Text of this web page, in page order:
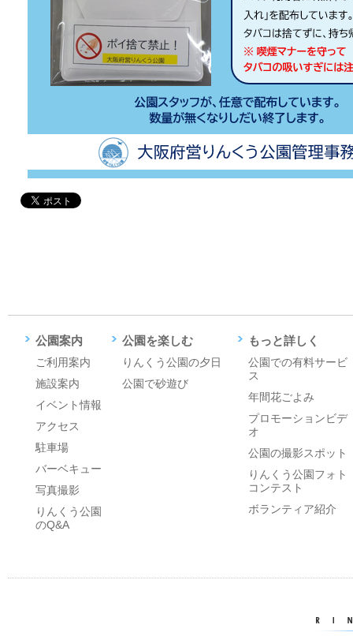
公園案内
ご利用案内
施設案内
イベント情報
アクセス
駐車場
バーベキュー
写真撮影
りんくう公園
のQ&A
公園を楽しむ
りんくう公園の夕日
公園で砂遊び
もっと詳しく
公園での有料サービ
ス
年間花ごよみ
プロモーションビデ
オ
公園の撮影スポット
りんくう公園フォト
コンテスト
ボランティア紹介